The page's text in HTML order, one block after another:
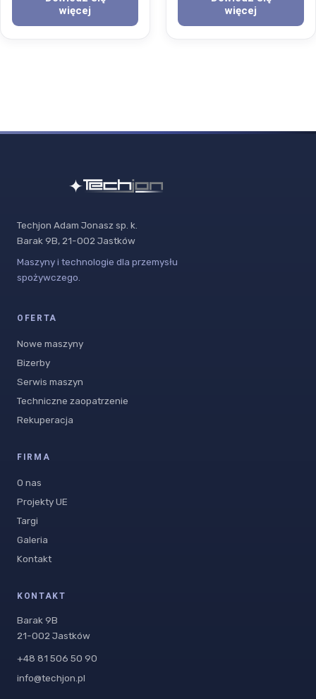
więcej
więcej
Techjon Adam Jonasz sp. k.
Barak 9B, 21-002 Jastków
Maszyny i technologie dla przemysłu
spożywczego.
OFERTA
Nowe maszyny
Bizerby
Serwis maszyn
Techniczne zaopatrzenie
Rekuperacja
FIRMA
O nas
Projekty UE
Targi
Galeria
Kontakt
KONTAKT
Barak 9B
21-002 Jastków
+48 81 506 50 90
info@techjon.pl